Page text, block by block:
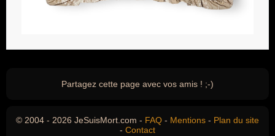
Partagez cette page avec vos amis ! ;-)
© 2004 - 2026 JeSuisMort.com - FAQ - Mentions - Plan du site
- Contact